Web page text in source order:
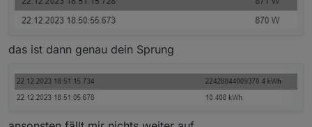
das ist dann genau dein Sprung